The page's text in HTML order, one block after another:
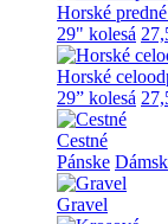
Horské
29" kolesá
Horské
29” kolesá
Cestné
Pánske
Gravel